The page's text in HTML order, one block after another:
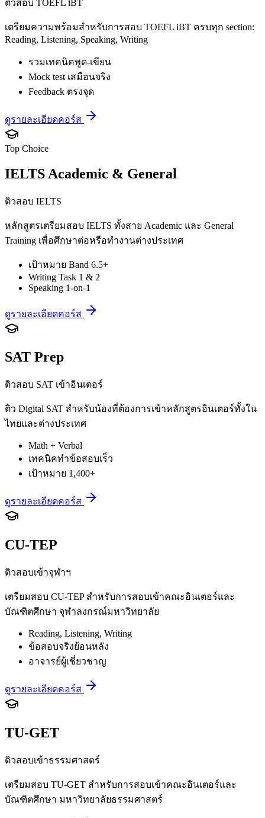
ติวสอบ TOEFL iBT
เตรียมความพร้อมสำหรับการสอบ TOEFL iBT ครบทุก section:
Reading, Listening, Speaking, Writing
รวมเทคนิคพูด-เขียน
Mock test เสมือนจริง
Feedback ตรงจุด
ดูรายละเอียดคอร์ส
Top Choice
IELTS Academic & General
ติวสอบ IELTS
หลักสูตรเตรียมสอบ IELTS ทั้งสาย Academic และ General
Training เพื่อศึกษาต่อหรือทำงานต่างประเทศ
เป้าหมาย Band 6.5+
Writing Task 1 & 2
Speaking 1-on-1
ดูรายละเอียดคอร์ส
SAT Prep
ติวสอบ SAT เข้าอินเตอร์
ติว Digital SAT สำหรับน้องที่ต้องการเข้าหลักสูตรอินเตอร์ทั้งใน
ไทยและต่างประเทศ
Math + Verbal
เทคนิคทำข้อสอบเร็ว
เป้าหมาย 1,400+
ดูรายละเอียดคอร์ส
CU-TEP
ติวสอบเข้าจุฬาฯ
เตรียมสอบ CU-TEP สำหรับการสอบเข้าคณะอินเตอร์และ
บัณฑิตศึกษา จุฬาลงกรณ์มหาวิทยาลัย
Reading, Listening, Writing
ข้อสอบจริงย้อนหลัง
อาจารย์ผู้เชี่ยวชาญ
ดูรายละเอียดคอร์ส
TU-GET
ติวสอบเข้าธรรมศาสตร์
เตรียมสอบ TU-GET สำหรับการสอบเข้าคณะอินเตอร์และ
บัณฑิตศึกษา มหาวิทยาลัยธรรมศาสตร์